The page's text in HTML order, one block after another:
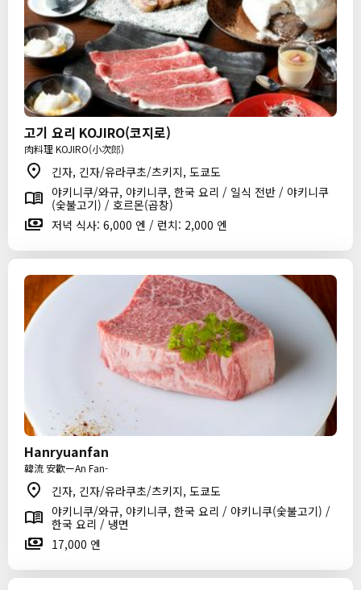
고기 요리 KOJIRO(코지로)
肉料理 KOJIRO(小次郎)
긴자, 긴자/유라쿠초/츠키지, 도쿄도
야키니쿠/와규, 야키니쿠, 한국 요리 / 일식 전반 / 야키니쿠
(숯불고기) / 호르몬(곱창)
저녁 식사: 6,000 엔 / 런치: 2,000 엔
Hanryuanfan
韓流 安歡ーAn Fan-
긴자, 긴자/유라쿠초/츠키지, 도쿄도
야키니쿠/와규, 야키니쿠, 한국 요리 / 야키니쿠(숯불고기) /
한국 요리 / 냉면
17,000 엔